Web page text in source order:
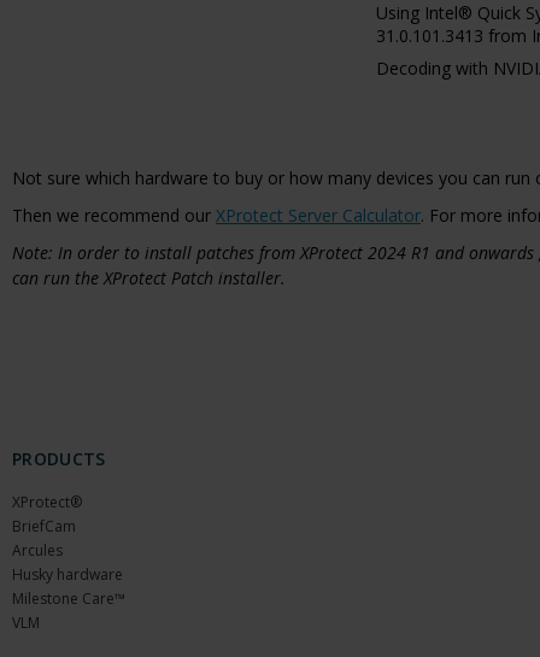
Using Intel® Quick
31.0.101.3413 from
Decoding with
Not sure which hardware to buy or how many devices you can run
Then we recommend our XProtect Server Calculator. For more
Note: In order to install patches from XProtect 2024 R1 and
can run the XProtect Patch installer.
PRODUCTS
XProtect®
BriefCam
Arcules
Husky hardware
Milestone Care™
VLM